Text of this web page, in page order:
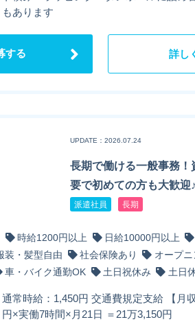
もあります
する 詳し
UPDATE：2026.07.24
長期で働ける一般事務！
要で初めての方も大歓迎♪
派遣社員 長期
時給1200円以上 日給10000円以上
装・髪型自由 社会保険あり
オープ
車・バイク通勤OK 土日祝休み 土日
通常時給：1,450円 交通費規定支給 【月
円×実働7時間×月21日 ＝21万3,150円